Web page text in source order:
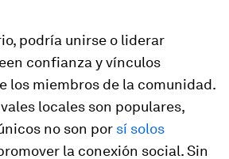
podría unirse o liderar
confianza y vínculos
los miembros de la comunidad.
locales son populares,
no son por sí solos
la conexión social. Sin